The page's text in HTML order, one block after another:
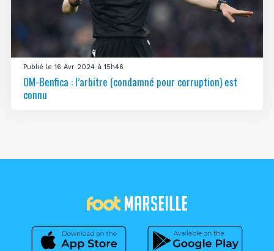
Publié le 16 Avr 2024 à 15h46
OM-Benfica : l’arbitre (condamné pour corruption) est
connu